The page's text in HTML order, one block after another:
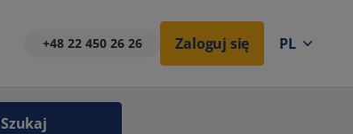
+48 22 450 26 26 Zaloguj się PL
Szukaj